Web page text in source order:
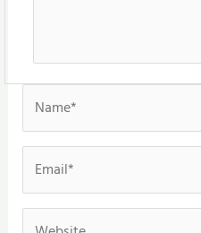
Name*
Email*
Website